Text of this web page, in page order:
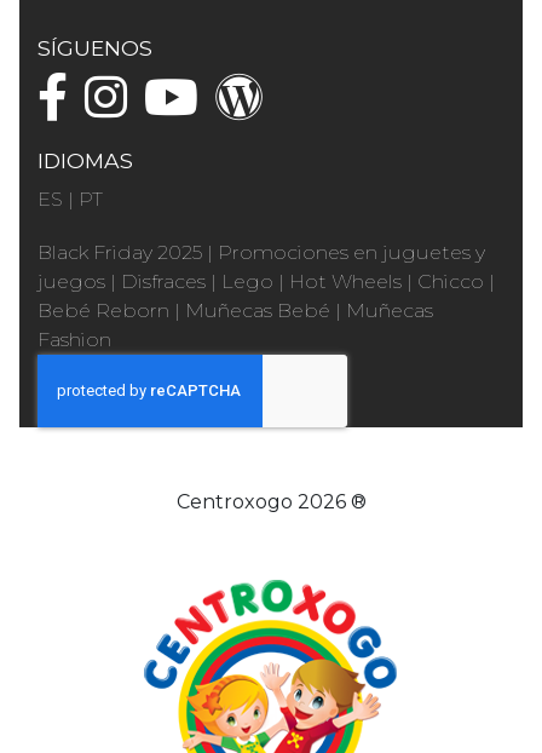
SÍGUENOS
IDIOMAS
ES | PT
Black Friday 2025 | Promociones en juguetes y
juegos | Disfraces | Lego | Hot Wheels | Chicco |
Bebé Reborn | Muñecas Bebé | Muñecas
Fashion
Centroxogo 2026 ®